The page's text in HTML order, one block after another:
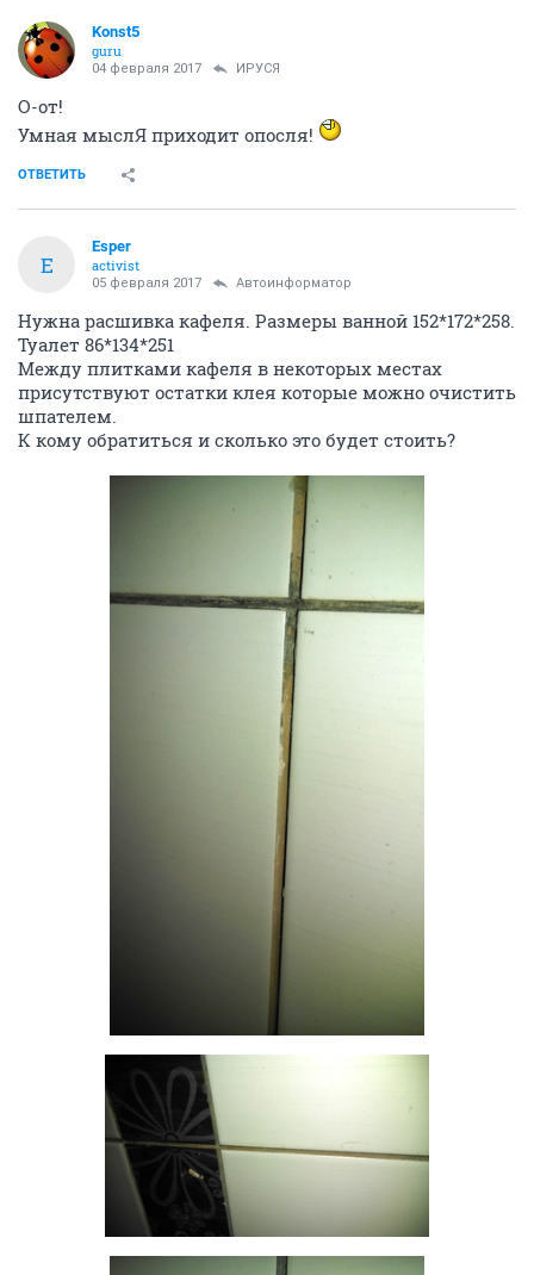
Konst5
guru
04 февраля 2017 ИРУСЯ
О-от!
Умная мыслЯ приходит опосля!
ОТВЕТИТЬ
E
Esper
activist
05 февраля 2017 Автоинформатор
Нужна расшивка кафеля. Размеры ванной 152*172*258.
Туалет 86*134*251
Между плитками кафеля в некоторых местах
присутствуют остатки клея которые можно очистить
шпателем.
К кому обратиться и сколько это будет стоить?